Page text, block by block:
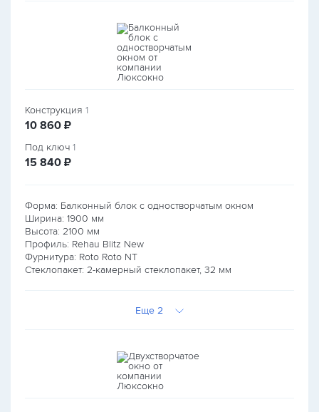
Конструкция 1
10 860 руб.
₽
Под ключ 1
15 840 руб.
₽
Форма: Балконный блок с одностворчатым окном
Ширина: 1900 мм
Высота: 2100 мм
Профиль: Rehau Blitz New
Фурнитура: Roto Roto NT
Стеклопакет: 2-камерный стеклопакет, 32 мм
Еще 2